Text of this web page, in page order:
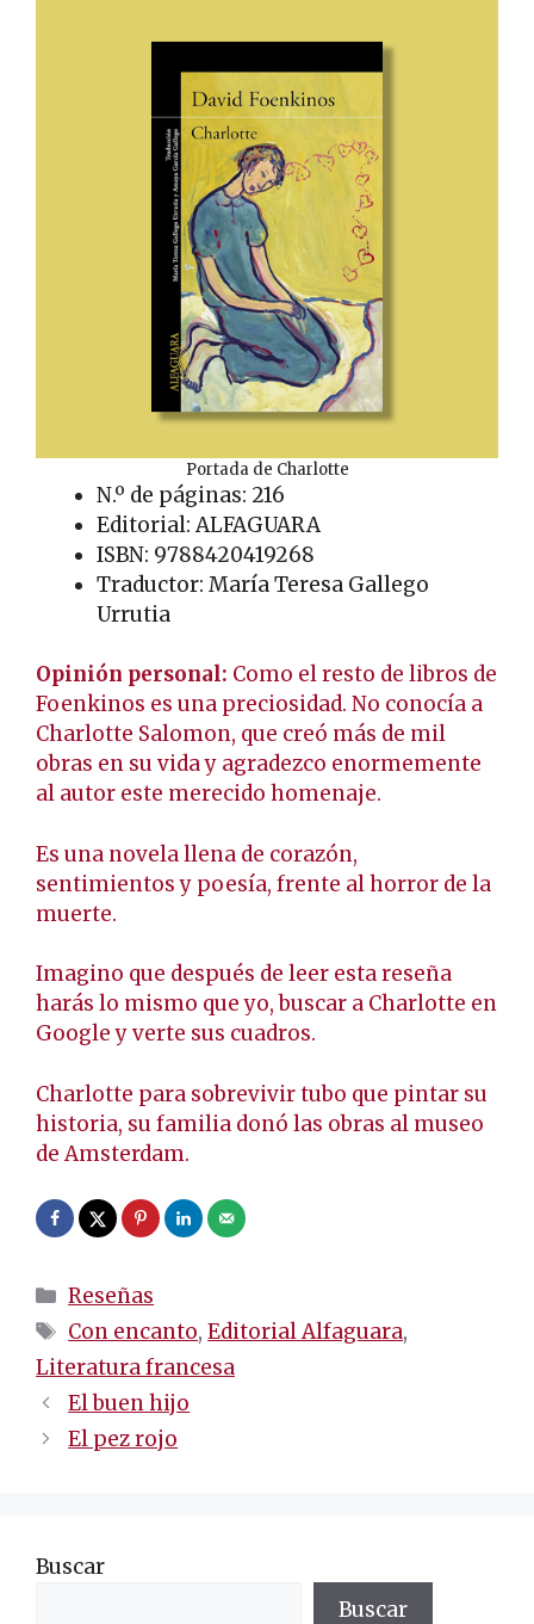
Portada de Charlotte
N.º de páginas: 216
Editorial: ALFAGUARA
ISBN: 9788420419268
Traductor: María Teresa Gallego
Urrutia
Opinión personal: Como el resto de libros de
Foenkinos es una preciosidad. No conocía a
Charlotte Salomon, que creó más de mil
obras en su vida y agradezco enormemente
al autor este merecido homenaje.
Es una novela llena de corazón,
sentimientos y poesía, frente al horror de la
muerte.
Imagino que después de leer esta reseña
harás lo mismo que yo, buscar a Charlotte en
Google y verte sus cuadros.
Charlotte para sobrevivir tubo que pintar su
historia, su familia donó las obras al museo
de Amsterdam.
Categorías
Reseñas
Etiquetas
Con encanto,Editorial Alfaguara,
Literatura francesa
Navegación
de
entradas
El buen hijo
El pez rojo
Buscar
Buscar